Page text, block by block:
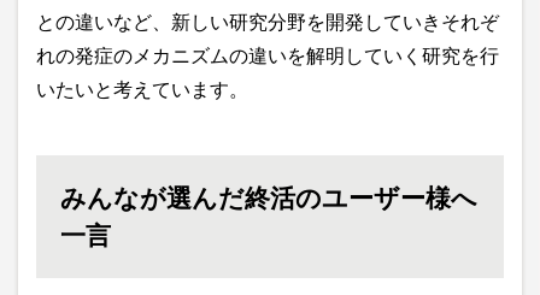
との違いなど、新しい研究分野を開発していきそれぞ
れの発症のメカニズムの違いを解明していく研究を行
いたいと考えています。
みんなが選んだ終活のユーザー様へ
一言